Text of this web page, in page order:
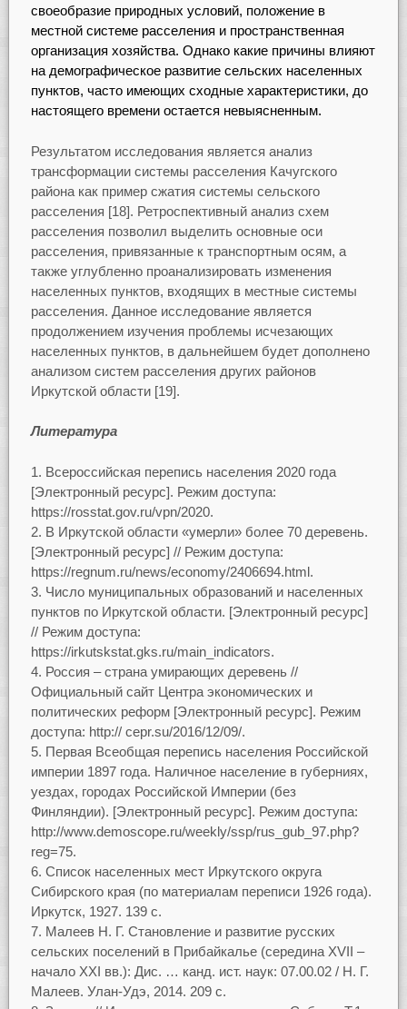
своеобразие природных условий, положение в
местной системе расселения и пространственная
организация хозяйства. Однако какие причины влияют
на демографическое развитие сельских населенных
пунктов, часто имеющих сходные характеристики, до
настоящего времени остается невыясненным.
Результатом исследования является анализ
трансформации системы расселения Качугского
района как пример сжатия системы сельского
расселения [18]. Ретроспективный анализ схем
расселения позволил выделить основные оси
расселения, привязанные к транспортным осям, а
также углубленно проанализировать изменения
населенных пунктов, входящих в местные системы
расселения. Данное исследование является
продолжением изучения проблемы исчезающих
населенных пунктов, в дальнейшем будет дополнено
анализом систем расселения других районов
Иркутской области [19].
Литература
Всероссийская перепись населения 2020 года
[Электронный ресурс]. Режим доступа:
https://rosstat.gov.ru/vpn/2020.
В Иркутской области «умерли» более 70 деревень.
[Электронный ресурс] // Режим доступа:
https://regnum.ru/news/economy/2406694.html.
Число муниципальных образований и населенных
пунктов по Иркутской области. [Электронный ресурс]
// Режим доступа:
https://irkutskstat.gks.ru/main_indicators.
Россия – страна умирающих деревень //
Официальный сайт Центра экономических и
политических реформ [Электронный ресурс]. Режим
доступа: http:// cepr.su/2016/12/09/.
Первая Всеобщая перепись населения Российской
империи 1897 года. Наличное население в губерниях,
уездах, городах Российской Империи (без
Финляндии). [Электронный ресурс]. Режим доступа:
http://www.demoscope.ru/weekly/ssp/rus_gub_97.php?
reg=75.
Список населенных мест Иркутского округа
Сибирского края (по материалам переписи 1926 года).
Иркутск, 1927. 139 с.
Малеев Н. Г. Становление и развитие русских
сельских поселений в Прибайкалье (середина XVII –
начало XXI вв.): Дис. … канд. ист. наук: 07.00.02 / Н. Г.
Малеев. Улан-Удэ, 2014. 209 с.